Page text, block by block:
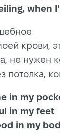
when
крови,
не нужен
потолка,
in my